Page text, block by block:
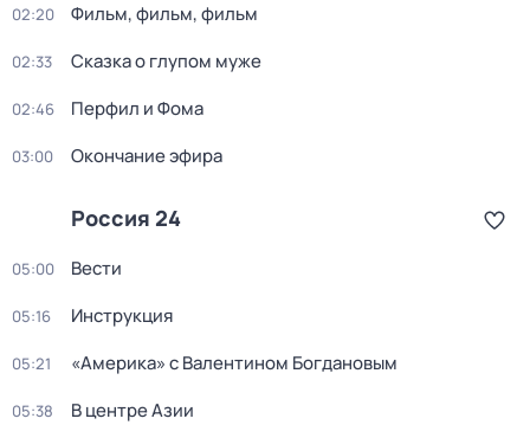
02:20 Фильм, фильм, фильм
02:33 Сказка о глупом муже
02:46 Перфил и Фома
03:00 Окончание эфира
Россия 24
05:00 Вести
05:16 Инструкция
05:21 «Америка» с Валентином Богдановым
05:38 В центре Азии